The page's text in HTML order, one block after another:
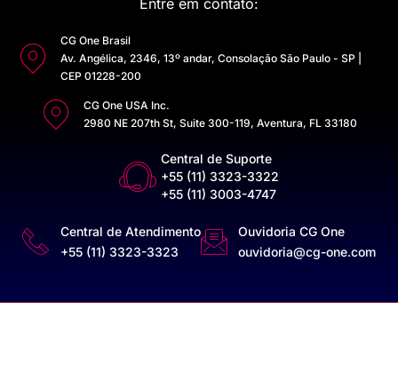
CG One Brasil
Av. Angélica, 2346, 13º andar, Consolação São Paulo - SP |
CEP 01228-200
CG One USA Inc.
2980 NE 207th St, Suite 300-119, Aventura, FL 33180
Central de Suporte
+55 (11) 3323-3322
+55 (11) 3003-4747
Central de Atendimento
+55 (11) 3323-3323
Ouvidoria CG One
ouvidoria@cg-one.com